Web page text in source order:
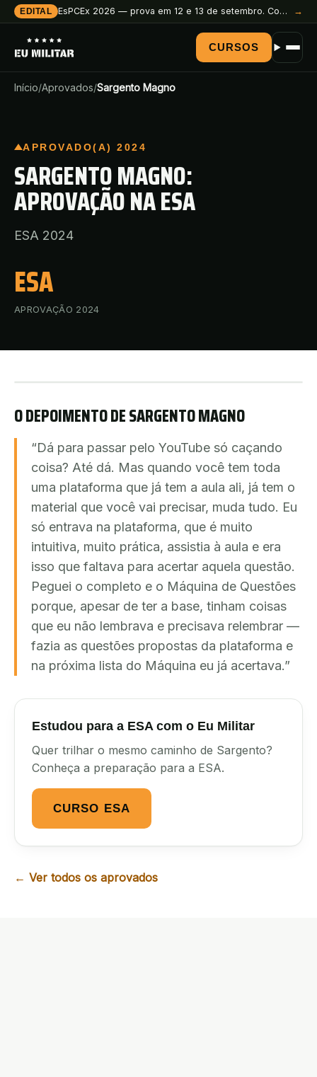
EDITAL EsPCEx 2026 — prova em 12 e 13 de setembro. Comece a preparação agora. →
CURSOS
Início/Aprovados/Sargento Magno
APROVADO(A) 2024
SARGENTO MAGNO:
APROVAÇÃO NA ESA
ESA 2024
ESA
APROVAÇÃO 2024
O DEPOIMENTO DESARGENTO MAGNO
“Dá para passar pelo YouTube só caçando
coisa? Até dá. Mas quando você tem toda
uma plataforma que já tem a aula ali, já tem o
material que você vai precisar, muda tudo. Eu
só entrava na plataforma, que é muito
intuitiva, muito prática, assistia à aula e era
isso que faltava para acertar aquela questão.
Peguei o completo e o Máquina de Questões
porque, apesar de ter a base, tinham coisas
que eu não lembrava e precisava relembrar —
fazia as questões propostas da plataforma e
na próxima lista do Máquina eu já acertava.”
Estudou para a ESAcom o Eu Militar
Quer trilhar o mesmo caminho de Sargento?
Conheça a preparação para a ESA.
CURSO ESA
← Ver todos os aprovados